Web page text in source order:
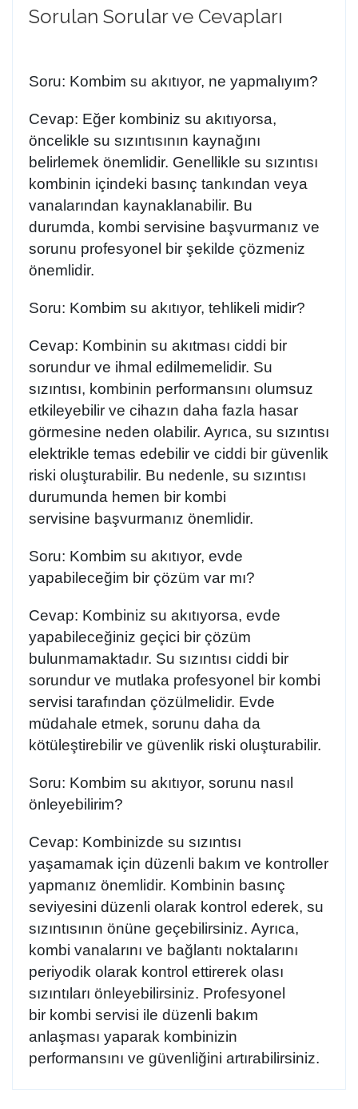
Sorulan Sorular ve Cevapları
Soru: Kombim su akıtıyor, ne yapmalıyım?
Cevap: Eğer kombiniz su akıtıyorsa,
öncelikle su sızıntısının kaynağını
belirlemek önemlidir. Genellikle su sızıntısı
kombinin içindeki basınç tankından veya
vanalarından kaynaklanabilir. Bu
durumda, kombi servisine başvurmanız ve
sorunu profesyonel bir şekilde çözmeniz
önemlidir.
Soru: Kombim su akıtıyor, tehlikeli midir?
Cevap: Kombinin su akıtması ciddi bir
sorundur ve ihmal edilmemelidir. Su
sızıntısı, kombinin performansını olumsuz
etkileyebilir ve cihazın daha fazla hasar
görmesine neden olabilir. Ayrıca, su sızıntısı
elektrikle temas edebilir ve ciddi bir güvenlik
riski oluşturabilir. Bu nedenle, su sızıntısı
durumunda hemen bir kombi
servisine başvurmanız önemlidir.
Soru: Kombim su akıtıyor, evde
yapabileceğim bir çözüm var mı?
Cevap: Kombiniz su akıtıyorsa, evde
yapabileceğiniz geçici bir çözüm
bulunmamaktadır. Su sızıntısı ciddi bir
sorundur ve mutlaka profesyonel bir kombi
servisi tarafından çözülmelidir. Evde
müdahale etmek, sorunu daha da
kötüleştirebilir ve güvenlik riski oluşturabilir.
Soru: Kombim su akıtıyor, sorunu nasıl
önleyebilirim?
Cevap: Kombinizde su sızıntısı
yaşamamak için düzenli bakım ve kontroller
yapmanız önemlidir. Kombinin basınç
seviyesini düzenli olarak kontrol ederek, su
sızıntısının önüne geçebilirsiniz. Ayrıca,
kombi vanalarını ve bağlantı noktalarını
periyodik olarak kontrol ettirerek olası
sızıntıları önleyebilirsiniz. Profesyonel
bir kombi servisi ile düzenli bakım
anlaşması yaparak kombinizin
performansını ve güvenliğini artırabilirsiniz.